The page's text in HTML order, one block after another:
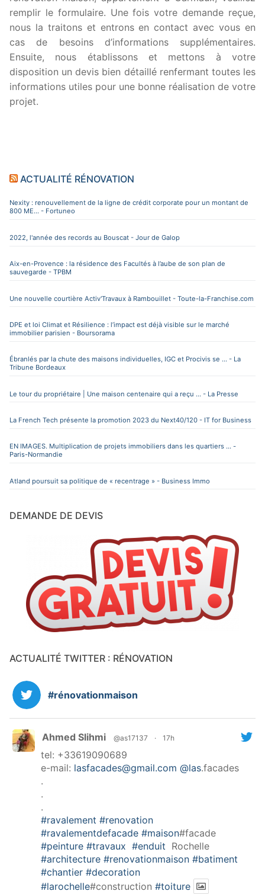
remplir le formulaire. Une fois votre demande reçue,
nous la traitons et entrons en contact avec vous en
cas de besoins d’informations supplémentaires.
Ensuite, nous établissons et mettons à votre
disposition un devis bien détaillé renfermant toutes les
informations utiles pour une bonne réalisation de votre
projet.
ACTUALITÉ RÉNOVATION
Nexity : renouvellement de la ligne de crédit corporate pour un montant de
800 ME... - Fortuneo
2022, l'année des records au Bouscat - Jour de Galop
Aix-en-Provence : la résidence des Facultés à l’aube de son plan de
sauvegarde - TPBM
Une nouvelle courtière Activ'Travaux à Rambouillet - Toute-la-Franchise.com
DPE et loi Climat et Résilience : l’impact est déjà visible sur le marché
immobilier parisien - Boursorama
Ébranlés par la chute des maisons individuelles, IGC et Procivis se ... - La
Tribune Bordeaux
Le tour du propriétaire | Une maison centenaire qui a reçu ... - La Presse
La French Tech présente la promotion 2023 du Next40/120 - IT for Business
EN IMAGES. Multiplication de projets immobiliers dans les quartiers ... -
Paris-Normandie
Atland poursuit sa politique de « recentrage » - Business Immo
DEMANDE DE DEVIS
ACTUALITÉ TWITTER : RÉNOVATION
#rénovationmaison
Ahmed Slihmi @as17137 · 17h
tel: +33619090689
e-mail: lasfacades@gmail.com @las.facades
.
.
.
#ravalement #renovation
#ravalementdefacade #maison#facade
#peinture #travaux #enduit Rochelle
#architecture #renovationmaison #batiment
#chantier #decoration
#larochelle#construction #toiture